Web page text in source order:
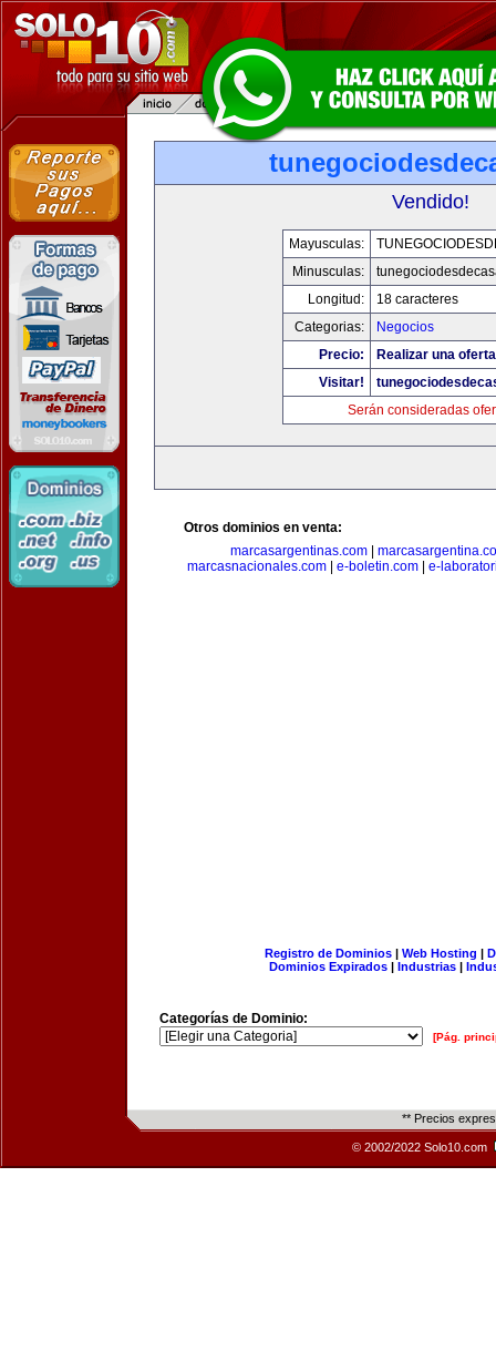
Vendido!
Mayusculas:
Minusculas:
Longitud:
18 caracteres
Categorias:
Negocios
Precio:
Realizar una
Visitar!
Serán consideradas
Otros dominios en venta:
marcasargentinas.com
marcasnacionales.com| e-boletin.com| e-
Registro de Dominios| Web Hosting |
Dominios Expirados | Industrias |
Categorías de Dominio:
[Pág.
** Precios
© 2002/2022 Solo10.com